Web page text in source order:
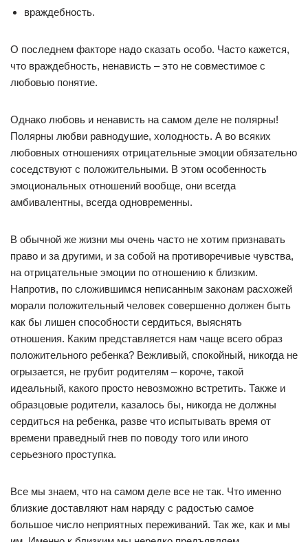
враждебность.
О последнем факторе надо сказать особо. Часто кажется,
что враждебность, ненависть – это не совместимое с
любовью понятие.
Однако любовь и ненависть на самом деле не полярны!
Полярны любви равнодушие, холодность. А во всяких
любовных отношениях отрицательные эмоции обязательно
соседствуют с положительными. В этом особенность
эмоциональных отношений вообще, они всегда
амбивалентны, всегда одновременны.
В обычной же жизни мы очень часто не хотим признавать
право и за другими, и за собой на противоречивые чувства,
на отрицательные эмоции по отношению к близким.
Напротив, по сложившимся неписанным законам расхожей
морали положительный человек совершенно должен быть
как бы лишен способности сердиться, выяснять
отношения. Каким представляется нам чаще всего образ
положительного ребенка? Вежливый, спокойный, никогда не
огрызается, не грубит родителям – короче, такой
идеальный, какого просто невозможно встретить. Также и
образцовые родители, казалось бы, никогда не должны
сердиться на ребенка, разве что испытывать время от
времени праведный гнев по поводу того или иного
серьезного проступка.
Все мы знаем, что на самом деле все не так. Что именно
близкие доставляют нам наряду с радостью самое
большое число неприятных переживаний. Так же, как и мы